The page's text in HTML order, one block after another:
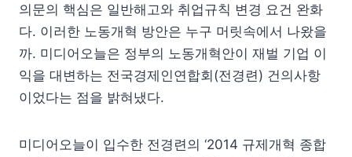
의문의 핵심은 일반해고와 취업규칙 변경 요건 완화
다. 이러한 노동개혁 방안은 누구 머릿속에서 나왔을
까. 미디어오늘은 정부의 노동개혁안이 재벌 기업 이
익을 대변하는 전국경제인연합회(전경련) 건의사항
이었다는 점을 밝혀냈다.
미디어오늘이 입수한 전경련의 ‘2014 규제개혁 종합